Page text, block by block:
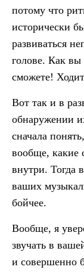
потому что
исторически
развиваться
голове. Как вы
сможете!
Вот так и в
обнаружении
сначала
вообще, какие
внутри. Тогда
ваших
бойчее.
Вообще, я
звучать в
и совершенно